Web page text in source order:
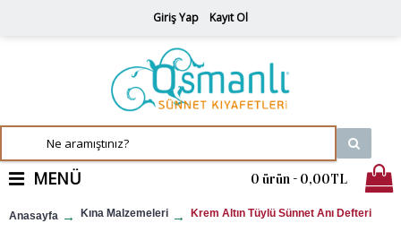
Giriş Yap Kayıt Ol
0 ürün - 0,00TL
MENÜ
Anasayfa Kına Malzemeleri Krem Altın Tüylü Sünnet Anı Defteri